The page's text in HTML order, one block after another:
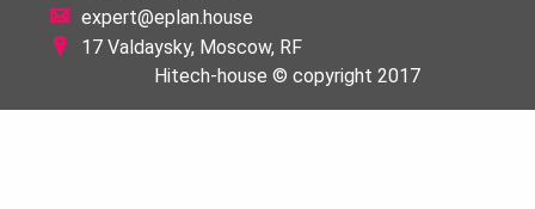
expert@eplan.house
17 Valdaysky, Moscow, RF
Hitech-house © copyright 2017